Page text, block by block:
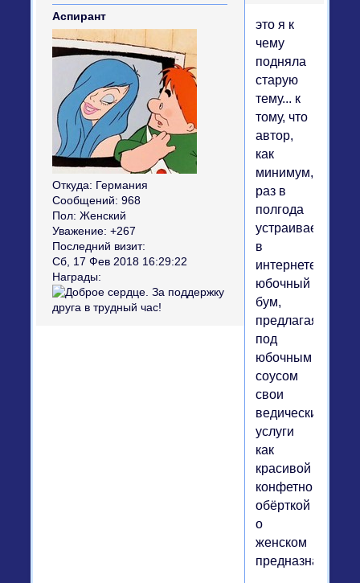
Аспирант
Откуда: Германия
Сообщений: 968
Пол: Женский
Уважение: +267
Последний визит:
Сб, 17 Фев 2018 16:29:22
Награды:
это я к
чему
подняла
старую
тему... к
тому, что
автор,
как
минимум,
раз в
полгода
устраивает
в
интернете
юбочный
бум,
предлагая
под
юбочным
соусом
свои
ведические
услуги
как
красивой
конфетной
обёрткой
о
женском
предназначении